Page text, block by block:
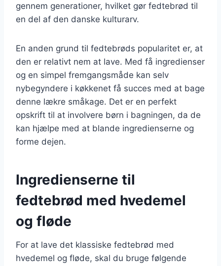
gennem generationer, hvilket gør fedtebrød til
en del af den danske kulturarv.
En anden grund til fedtebrøds popularitet er, at
den er relativt nem at lave. Med få ingredienser
og en simpel fremgangsmåde kan selv
nybegyndere i køkkenet få succes med at bage
denne lækre småkage. Det er en perfekt
opskrift til at involvere børn i bagningen, da de
kan hjælpe med at blande ingredienserne og
forme dejen.
Ingredienserne til
fedtebrød med hvedemel
og fløde
For at lave det klassiske fedtebrød med
hvedemel og fløde, skal du bruge følgende